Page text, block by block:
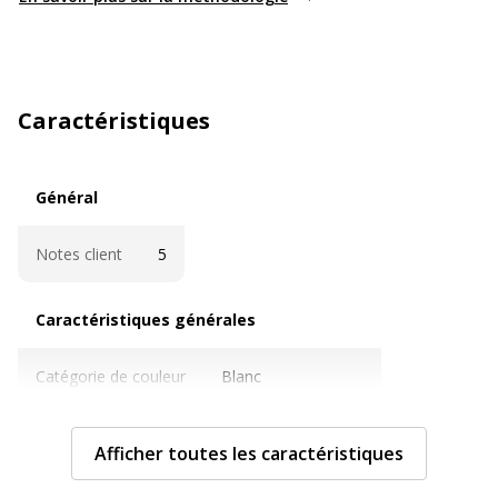
Caractéristiques
Général
Notes client 5
Caractéristiques générales
Catégorie de couleur Blanc
Fonctions Trou de suspension
Afficher toutes les caractéristiques